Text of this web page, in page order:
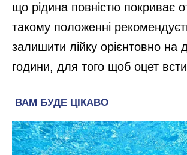
що рідина повністю покриває
такому положенні
залишити лійку орієнтовно на
години, для того щоб оцет